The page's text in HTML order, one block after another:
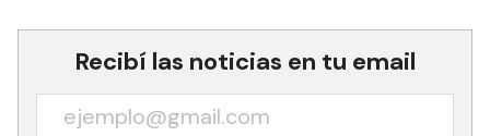
Recibí las noticias en tu email